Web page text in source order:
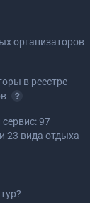
организаторов
в реестре
97
23 вида отдыха